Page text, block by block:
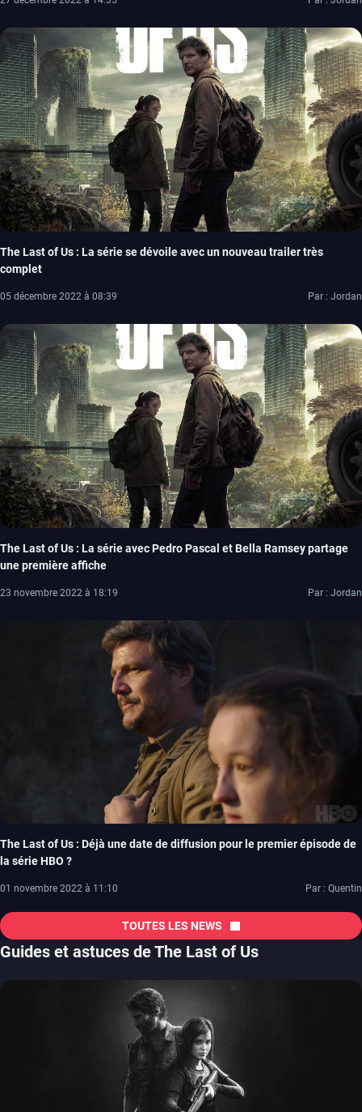
The Last of Us : La série se dévoile avec un nouveau trailer très
complet
05 décembre 2022 à 08:39 Par : Jordan
The Last of Us : La série avec Pedro Pascal et Bella Ramsey partage
une première affiche
23 novembre 2022 à 18:19 Par : Jordan
The Last of Us : Déjà une date de diffusion pour le premier épisode de
la série HBO ?
01 novembre 2022 à 11:10 Par : Quentin
TOUTES LES NEWS
Guides et astuces de The Last of Us